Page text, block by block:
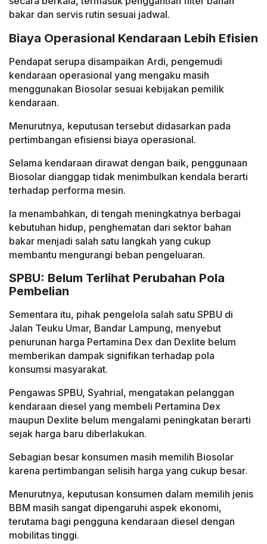
bakar dan servis rutin sesuai jadwal.
Biaya Operasional Kendaraan Lebih Efisien
Pendapat serupa disampaikan Ardi, pengemudi
kendaraan operasional yang mengaku masih
menggunakan Biosolar sesuai kebijakan pemilik
kendaraan.
Menurutnya, keputusan tersebut didasarkan pada
pertimbangan efisiensi biaya operasional.
Selama kendaraan dirawat dengan baik, penggunaan
Biosolar dianggap tidak menimbulkan kendala berarti
terhadap performa mesin.
Ia menambahkan, di tengah meningkatnya berbagai
kebutuhan hidup, penghematan dari sektor bahan
bakar menjadi salah satu langkah yang cukup
membantu mengurangi beban pengeluaran.
SPBU: Belum Terlihat Perubahan Pola
Pembelian
Sementara itu, pihak pengelola salah satu SPBU di
Jalan Teuku Umar, Bandar Lampung, menyebut
penurunan harga Pertamina Dex dan Dexlite belum
memberikan dampak signifikan terhadap pola
konsumsi masyarakat.
Pengawas SPBU, Syahrial, mengatakan pelanggan
kendaraan diesel yang membeli Pertamina Dex
maupun Dexlite belum mengalami peningkatan berarti
sejak harga baru diberlakukan.
Sebagian besar konsumen masih memilih Biosolar
karena pertimbangan selisih harga yang cukup besar.
Menurutnya, keputusan konsumen dalam memilih jenis
BBM masih sangat dipengaruhi aspek ekonomi,
terutama bagi pengguna kendaraan diesel dengan
mobilitas tinggi.